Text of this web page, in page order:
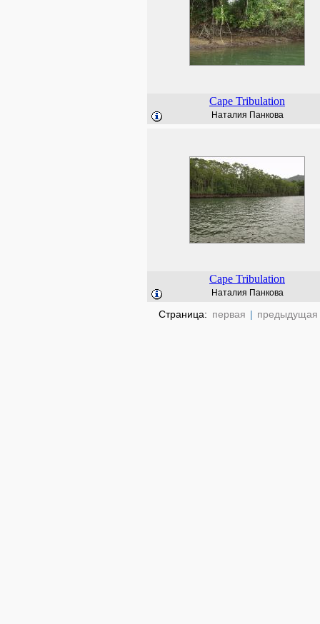
Cape Tribulation
Наталия Панкова
Cape Tribulation
Наталия Панкова
Страница: первая | предыдущая